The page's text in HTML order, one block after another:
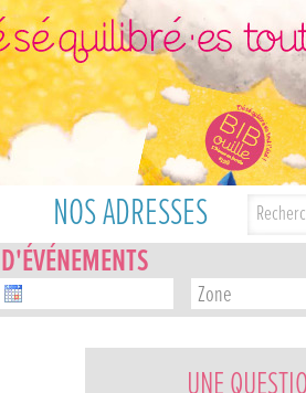
NOS ADRESSES
Zone